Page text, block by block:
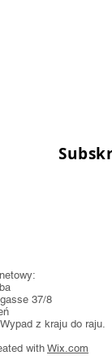
37/8
z kraju do raju.
with Wix.com